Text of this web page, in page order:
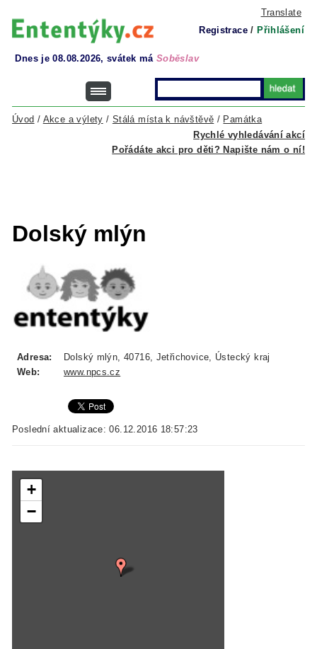
Translate
Registrace / Přihlášení
Dnes je 08.08.2026, svátek má Soběslav
Rychlé vyhledávání akcí
Úvod / Akce a výlety / Stálá místa k návštěvě / Památka
Pořádáte akci pro děti? Napište nám o ní!
Dolský mlýn
Adresa:
Dolský mlýn, 40716, Jetřichovice, Ústecký kraj
Web:
www.npcs.cz
Poslední aktualizace: 06.12.2016 18:57:23
+
−